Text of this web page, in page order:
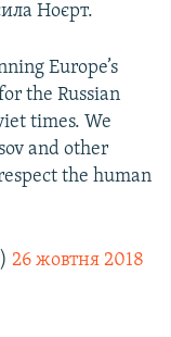
Ноєрт.
Europe’s
the Russian
times. We
and other
the human
26 жовтня 2018